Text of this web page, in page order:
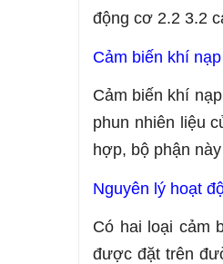
động cơ 2.2 3.2
Cảm biến khí
Cảm biến khí
phun nhiên liệu
hợp, bộ phận
Nguyên lý hoạt
Có hai loại cảm
được đặt trên